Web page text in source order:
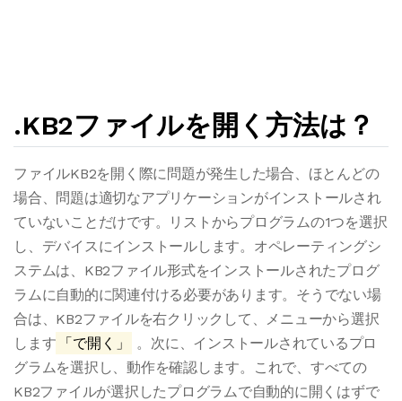
.KB2ファイルを開く方法は？
ファイルKB2を開く際に問題が発生した場合、ほとんどの
場合、問題は適切なアプリケーションがインストールされ
ていないことだけです。リストからプログラムの1つを選択
し、デバイスにインストールします。オペレーティングシ
ステムは、KB2ファイル形式をインストールされたプログ
ラムに自動的に関連付ける必要があります。そうでない場
合は、KB2ファイルを右クリックして、メニューから選択
します
「で開く」
。次に、インストールされているプロ
グラムを選択し、動作を確認します。これで、すべての
KB2ファイルが選択したプログラムで自動的に開くはずで